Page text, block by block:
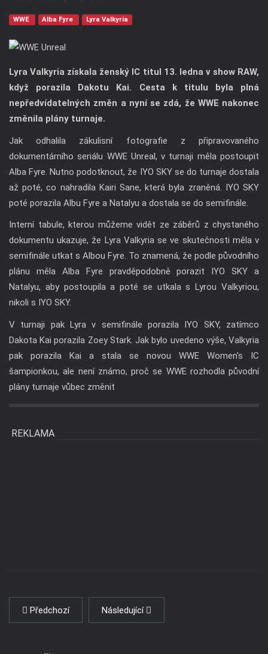
WWE Alba Fyre Lyra Valkyria
Lyra Valkyria získala ženský IC titul 13. ledna v show RAW,
když porazila Dakotu Kai. Cesta k titulu byla plná
nepředvídatelných změn a nyní se zdá, že WWE nakonec
změnila plány turnaje.
Jak odhalila zákulisní fotografie z připravovaného
dokumentárního seriálu WWE Unreal, v turnaji měla postoupit
Alba Fyre. Nutno podotknout, že IYO SKY se do turnaje dostala
až poté, co nahradila Kairi Sane, která byla zraněná. IYO SKY
poté porazila Albu Fyre a Natalyu a dostala se do semifinále.
Interní tabule, kterou můžeme vidět ze záběrů z chystaného
dokumentu ukazuje, že Lyra Valkyria se ve skutečnosti měla v
semifinále utkat s Albou Fyre. To znamená, že podle původního
plánu měla Alba Fyre pravděpodobně porazit IYO SKY a
Natalyu, aby postoupila a poté se utkala s Lyrou Valkyriou,
nikoli s IYO SKY.
V turnaji pak Lyra v semifinále porazila IYO SKY, zatímco
Dakota Kai porazila Zoey Stark. Jak bylo uvedeno výše, Valkyria
pak porazila Kai a stala se novou WWE Women's IC
šampionkou, ale není známo, proč se WWE rozhodla původní
plány turnaje vůbec změnit
REKLAMA
Předchozí Následující